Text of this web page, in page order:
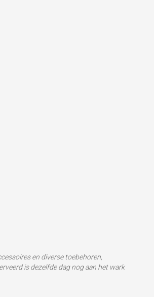
en diverse toebehoren,
is dezelfde dag nog aan het wark